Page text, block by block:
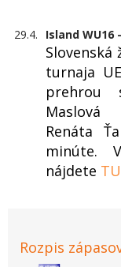
29.4. Island WU16
Slovenská
turnaja
prehrou
Renáta
minúte.
nájdete TU
Rozpis